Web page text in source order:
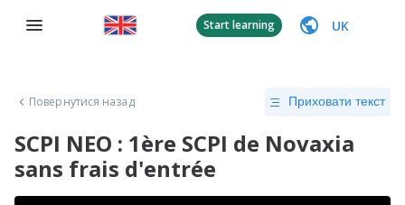
Start learning UK
Повернутися назад Приховати текст
SCPI NEO : 1ère SCPI de Novaxia
sans frais d'entrée